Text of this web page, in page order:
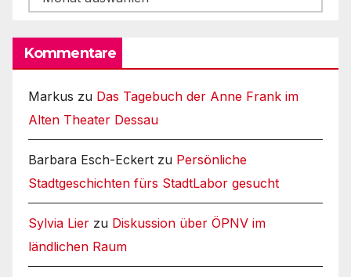
Kommentare
Markus zu Das Tagebuch der Anne Frank im
Alten Theater Dessau
Barbara Esch-Eckert zu Persönliche
Stadtgeschichten fürs StadtLabor gesucht
Sylvia Lier zu Diskussion über ÖPNV im
ländlichen Raum